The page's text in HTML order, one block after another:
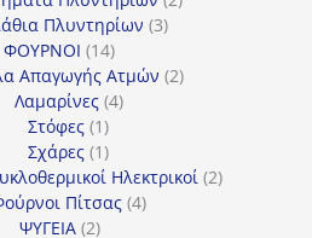
Πλυντηρίων 33
ΦΟΥΡΝΟΙ 1414
προϊόντα
Απαγωγής Ατμών 22
Λαμαρίνες 44
Στόφες 11
προϊόν
Σχάρες 11
προϊόν
Ηλεκτρικοί 22
Πίτσας 44
ΨΥΓΕΙΑ 22